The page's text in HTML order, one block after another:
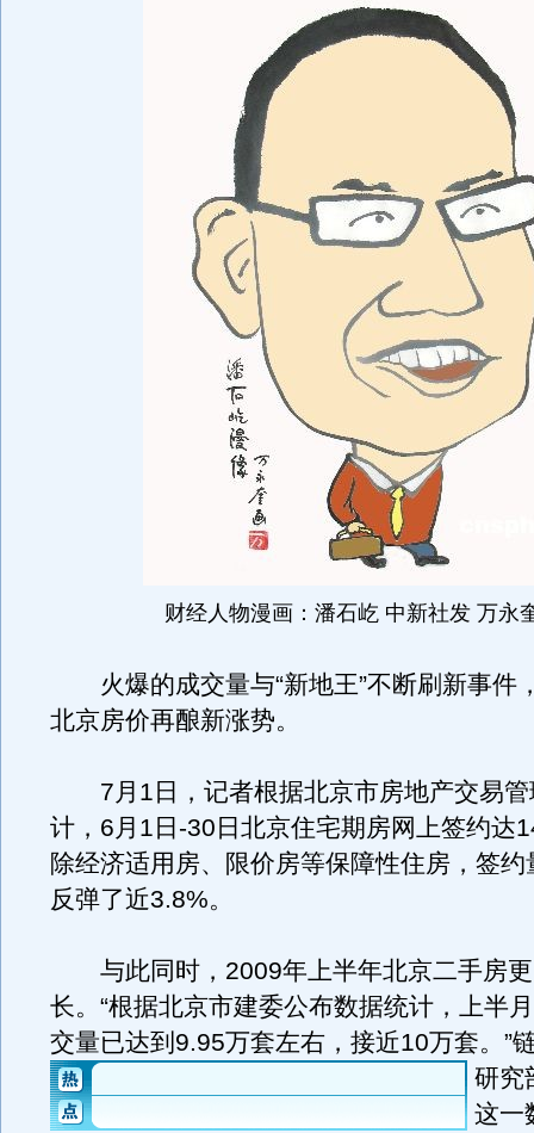
财经人物漫画：潘石屹 中新社发 万永
火爆的成交量与“新地王”不断刷新事件
北京房价再酿新涨势。
7月1日，记者根据北京市房地产交易管
计，6月1日-30日北京住宅期房网上签约达
除经济适用房、限价房等保障性住房，签
反弹了近3.8%。
与此同时，2009年上半年北京二手房更
长。“根据北京市建委公布数据统计，上半
交量已达到9.95万套左右，接近10万套。 ”
研究
这一